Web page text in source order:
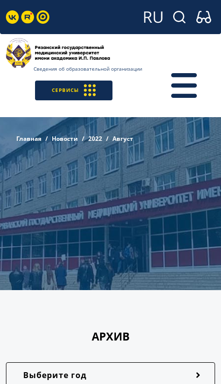
Сведения об образовательной организации
СЕРВИСЫ
Главная Новости 2022 Август
АРХИВ
Выберите год